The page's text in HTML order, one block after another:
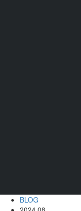
BLOG